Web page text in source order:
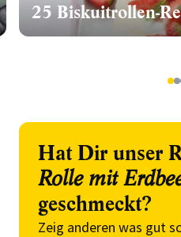
25 Biskuitrollen-
12
Hat Dir unser
Rolle mit
geschmeckt?
Zeig anderen was gut